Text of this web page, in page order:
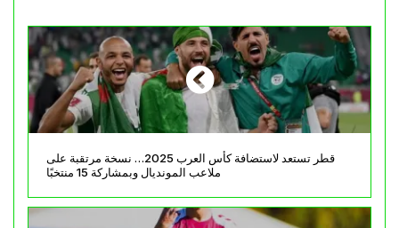
قطر تستعد لاستضافة كأس العرب 2025… نسخة مرتقبة على
ملاعب المونديال وبمشاركة 15 منتخبًا